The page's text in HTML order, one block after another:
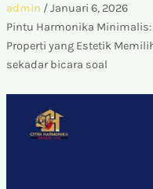
admin /Januari 6, 2026
Pintu Harmonika Minimalis:
Properti yang Estetik
sekadar bicara soal